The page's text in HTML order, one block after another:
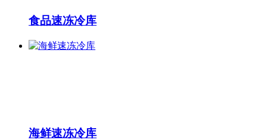
食品速冻冷库
海鲜速冻冷库